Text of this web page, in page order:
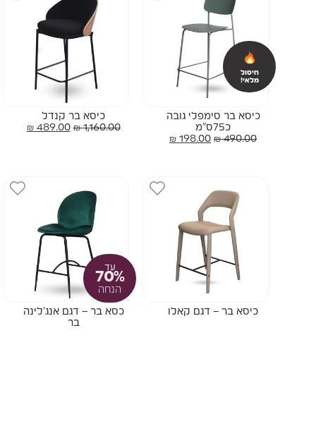
חיסול
מלאי!
כיסא בר סימפלי גובה
490.00
₪
198.00
₪
כיסא בר קנדל
1,160.00
₪
489.00
₪
כיסא בר – דגם קאלו
70%
הנחה
כסא בר – דגם אנג'לינה